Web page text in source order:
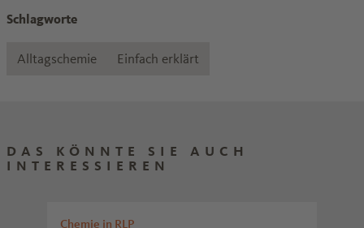
Schlagworte
Alltagschemie Einfach erklärt
DAS KÖNNTE SIE AUCH
INTERESSIEREN
Chemie in RLP